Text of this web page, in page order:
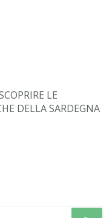
LE
DELLA SARDEGNA